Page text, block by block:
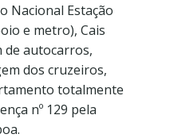
Nacional Estação
e metro), Cais
de autocarros,
dos cruzeiros,
totalmente
nº 129 pela